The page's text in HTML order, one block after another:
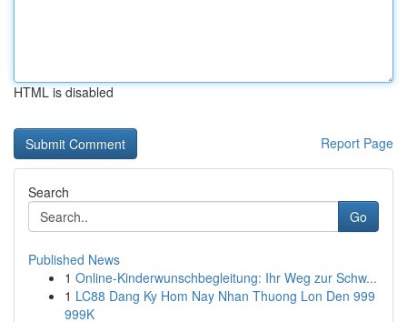
HTML is disabled
Report Page
Search
Go
Published News
1 Online-Kinderwunschbegleitung: Ihr Weg zur Schw...
1 LC88 Dang Ky Hom Nay Nhan Thuong Lon Den 999
999K